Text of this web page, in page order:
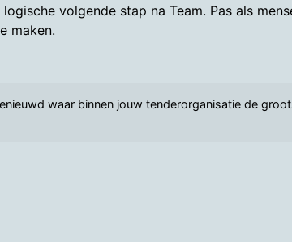
volgende stap na Team. Pas als
maken.
waar binnen jouw tenderorganisatie de